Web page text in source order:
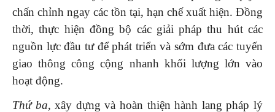
chấn chỉnh ngay các tồn tại, hạn chế xuất hiện. Đồng
thời, thực hiện đồng bộ các giải pháp thu hút các
nguồn lực đầu tư để phát triển và sớm đưa các tuyến
giao thông công cộng nhanh khối lượng lớn vào
hoạt động.
Thứ ba, xây dựng và hoàn thiện hành lang pháp lý